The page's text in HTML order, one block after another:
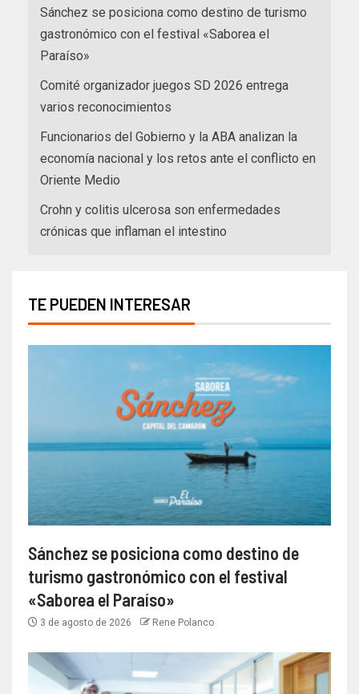
Sánchez se posiciona como destino de turismo
gastronómico con el festival «Saborea el
Paraíso»
Comité organizador juegos SD 2026 entrega
varios reconocimientos
Funcionarios del Gobierno y la ABA analizan la
economía nacional y los retos ante el conflicto en
Oriente Medio
Crohn y colitis ulcerosa son enfermedades
crónicas que inflaman el intestino
TE PUEDEN INTERESAR
Sánchez se posiciona como destino de
turismo gastronómico con el festival
«Saborea el Paraíso»
3 de agosto de 2026 Rene Polanco